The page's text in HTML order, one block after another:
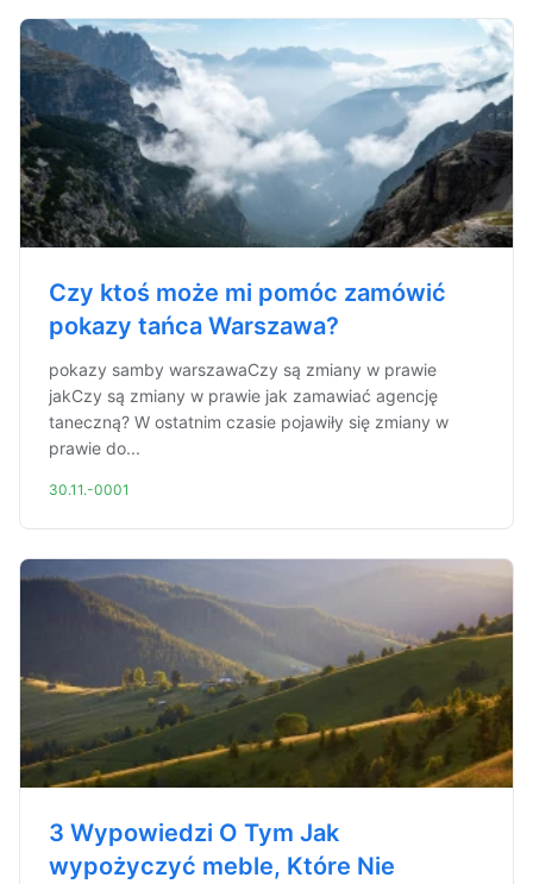
Czy ktoś może mi pomóc zamówić
pokazy tańca Warszawa?
pokazy samby warszawaCzy są zmiany w prawie
jakCzy są zmiany w prawie jak zamawiać agencję
taneczną? W ostatnim czasie pojawiły się zmiany w
prawie do...
30.11.-0001
3 Wypowiedzi O Tym Jak
wypożyczyć meble, Które Nie